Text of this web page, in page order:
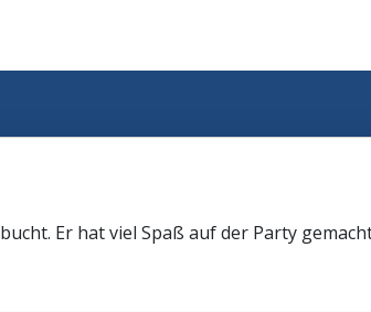
Er hat viel Spaß auf der Party